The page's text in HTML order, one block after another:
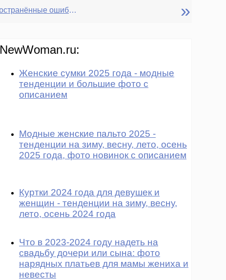
Самые распространённые ошибки женщин в браке »
NewWoman.ru:
Женские сумки 2025 года - модные
тенденции и большие фото с
описанием
Модные женские пальто 2025 -
тенденции на зиму, весну, лето, осень
2025 года, фото новинок с описанием
Куртки 2024 года для девушек и
женщин - тенденции на зиму, весну,
лето, осень 2024 года
Что в 2023-2024 году надеть на
свадьбу дочери или сына: фото
нарядных платьев для мамы жениха и
невесты